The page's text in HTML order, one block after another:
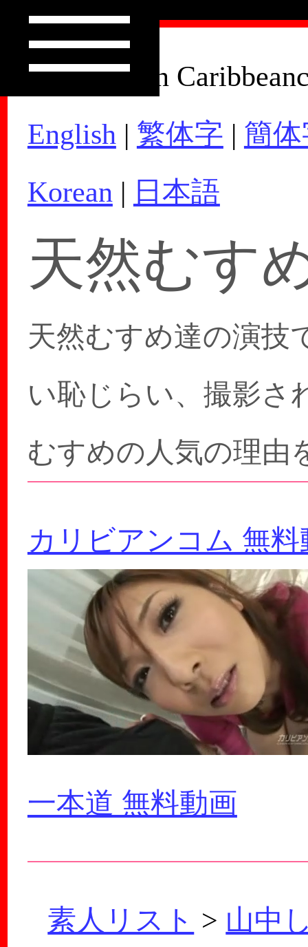
How to Join
English| 繁体字 | 簡
Korean| 日本語
天然むす
天然むすめ達の演技
い恥じらい、撮影さ
むすめの人気の理由
カリビアンコム 無料
一本道 無料動画
素人リスト > 山中